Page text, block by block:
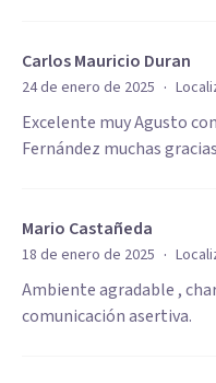
Carlos Mauricio Duran
24 de enero de 2025 ·
Excelente muy Agusto
Fernández muchas gracias
Mario Castañeda
18 de enero de 2025 ·
Ambiente agradable ,
comunicación asertiva.